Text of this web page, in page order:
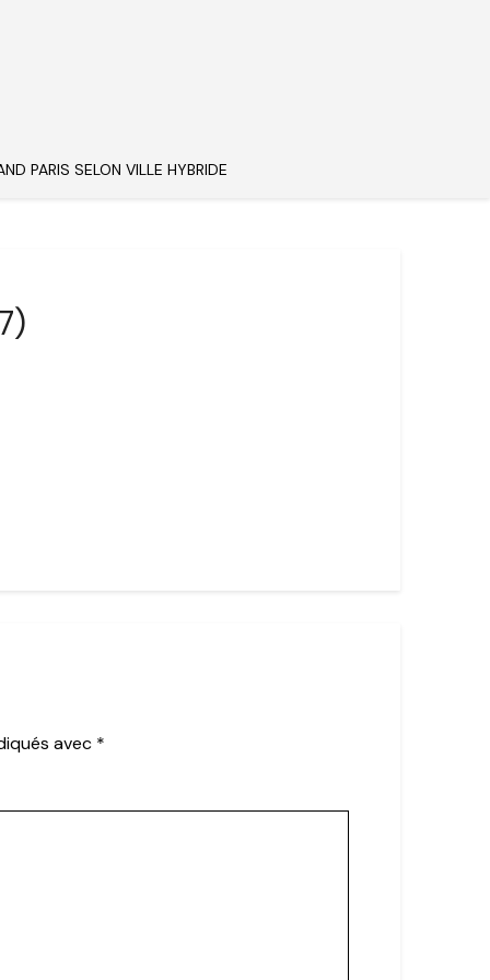
PARIS SELON VILLE HYBRIDE
avec *